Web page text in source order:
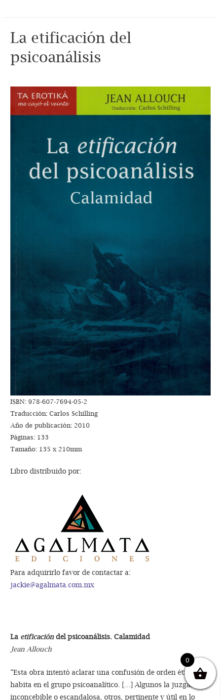
La etificación del
psicoanálisis
ISBN: 978-607-7694-05-2
Traducción: Carlos Schilling
Año de publicación: 2010
Páginas: 133
Tamaño: 135 x 210mm
Libro distribuido por:
Para adquirirlo favor de contactar a:
jackie@agalmata.com.mx
La etificacióndel psicoanálisis. Calamidad
Jean Allouch
“Esta obra intentó aclarar una confusión de orden ético que
habita en el grupo psicoanalítico. […] Algunos la juzgaron
inconcebible o escandalosa, otros, pertinente y útil en lo
0